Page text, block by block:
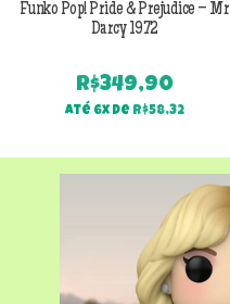
Funko Pop! Pride & Prejudice – Mr
Darcy 1972
R$349,90
Até 6x de R$58,32